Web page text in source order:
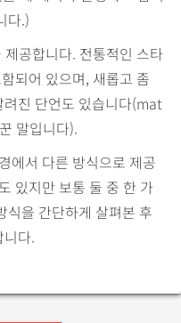
다.)
공합니다. 전통적인 스타
되어 있으며, 새롭고 좀
진 단언도 있습니다(mat
말입니다).
에서 다른 방식으로 제공
있지만 보통 둘 중 한 가
식을 간단하게 살펴본 후
다.